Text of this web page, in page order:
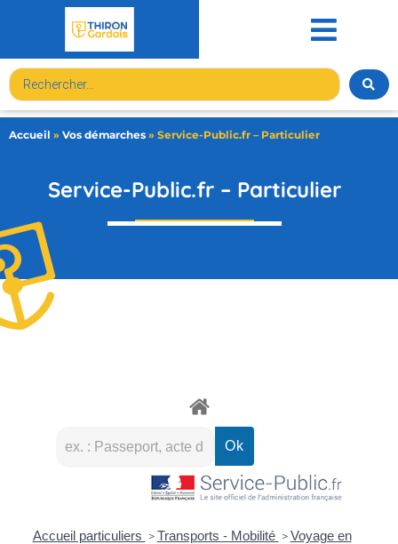
Accueil » Vos démarches » Service-Public.fr – Particulier
Service-Public.fr – Particulier
Accueil particuliers > Transports - Mobilité > Voyage en